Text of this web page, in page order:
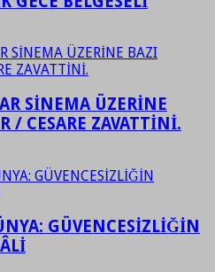
SİNEMA ÜZERİNE
/ CESARE ZAVATTİNİ.
GÜVENCESİZLİĞİN